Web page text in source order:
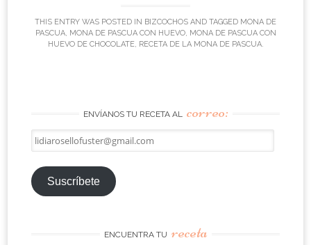
THIS ENTRY WAS POSTED IN BIZCOCHOS AND TAGGED MONA DE
PASCUA, MONA DE PASCUA CON HUEVO, MONA DE PASCUA CON
HUEVO DE CHOCOLATE, RECETA DE LA MONA DE PASCUA.
ENVÍANOS TU RECETA AL correo:
lidiarosellofuster@gmail.com
Suscríbete
ENCUENTRA TU receta